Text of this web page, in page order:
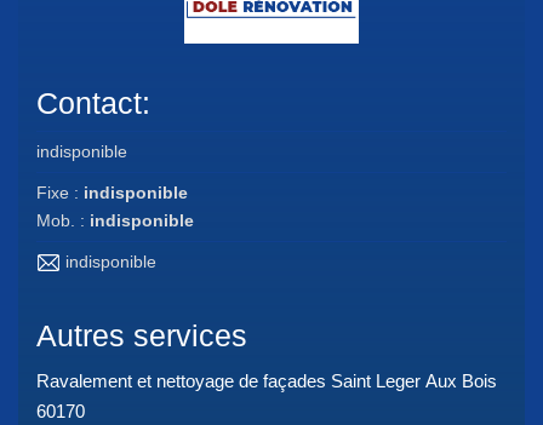
Contact:
indisponible
Fixe : indisponible
Mob. : indisponible
indisponible
Autres services
Ravalement et nettoyage de façades Saint Leger Aux Bois
60170